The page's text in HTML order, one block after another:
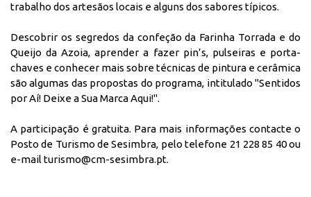
trabalho dos artesãos locais e alguns dos sabores típicos.
Descobrir os segredos da confeção da Farinha Torrada e do
Queijo da Azoia, aprender a fazer pin’s, pulseiras e porta-
chaves e conhecer mais sobre técnicas de pintura e cerâmica
são algumas das propostas do programa, intitulado "Sentidos
por Aí! Deixe a Sua Marca Aqui!".
A participação é gratuita. Para mais informações contacte o
Posto de Turismo de Sesimbra, pelo telefone 21 228 85 40 ou
e-mail turismo@cm-sesimbra.pt.